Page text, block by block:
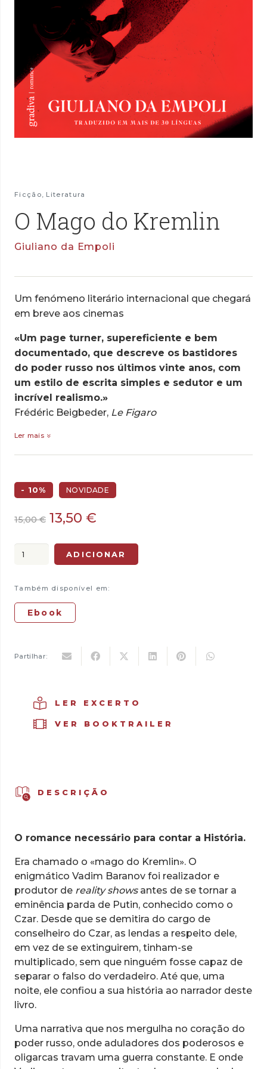
Ficção, Literatura
O Mago do Kremlin
Giuliano da Empoli
Um fenómeno literário internacional que chegará
em breve aos cinemas
«Um page turner, supereficiente e bem
documentado, que descreve os bastidores
do poder russo nos últimos vinte anos, com
um estilo de escrita simples e sedutor e um
incrível realismo.»
Frédéric Beigbeder, Le Figaro
Ler mais
- 10% NOVIDADE
15,00€ O
original
era:
13,50 €
atual
é:
Quantidade
Kremlin
ADICIONAR
Também disponível em:
Ebook
Partilhar:
LER EXCERTO
VER BOOKTRAILER
DESCRIÇÃO
O romance necessário para contar a História.
Era chamado o «mago do Kremlin». O
enigmático Vadim Baranov foi realizador e
produtor de reality showsantes de se tornar a
eminência parda de Putin, conhecido como o
Czar. Desde que se demitira do cargo de
conselheiro do Czar, as lendas a respeito dele,
em vez de se extinguirem, tinham-se
multiplicado, sem que ninguém fosse capaz de
separar o falso do verdadeiro. Até que, uma
noite, ele confiou a sua história ao narrador deste
livro.
Uma narrativa que nos mergulha no coração do
poder russo, onde aduladores dos poderosos e
oligarcas travam uma guerra constante. E onde